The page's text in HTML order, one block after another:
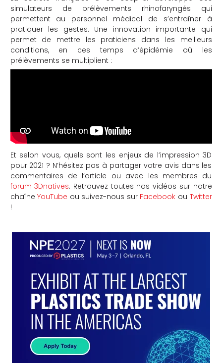
simulateurs de prélèvements rhinofaryngés qui
permettent au personnel médical de s’entraîner à
pratiquer les gestes. Une innovation importante qui
permet de mettre les praticiens dans les meilleurs
conditions, en ces temps d’épidémie où les
prélèvements se multiplient :
Et selon vous, quels sont les enjeux de l’impression 3D
pour 2021 ? N’hésitez pas à partager votre avis dans les
commentaires de l’article ou avec les membres du
forum 3Dnatives. Retrouvez toutes nos vidéos sur notre
chaîneYouTube ou suivez-nous sur Facebook ou Twitter
!